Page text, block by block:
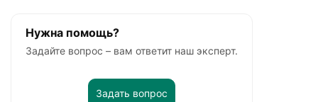
Нужна помощь?
Задайте вопрос – вам ответит наш эксперт.
Задать вопрос